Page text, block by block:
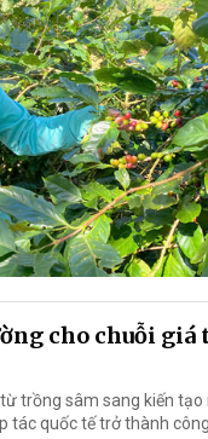
cho chuỗi giá
trồng sâm sang kiến tạo
tác quốc tế trở thành